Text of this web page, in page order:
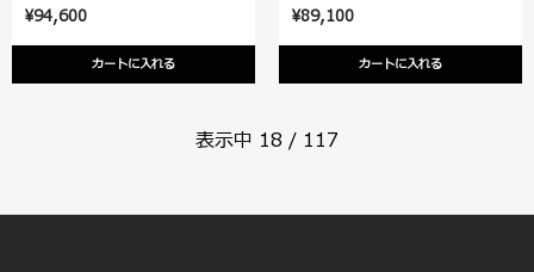
¥94,600
カートに入れる
¥89,100
カートに入れる
表示中 18 / 117